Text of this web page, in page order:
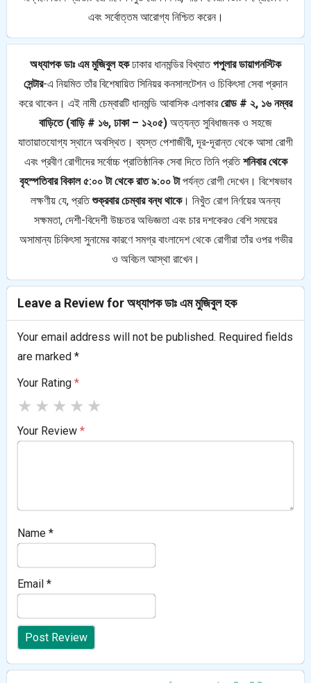
এবং সর্বোত্তম আরোগ্য নিশ্চিত করেন।
অধ্যাপক ডাঃ এম মুজিবুল হকঢাকার ধানমন্ডির বিখ্যাতপপুলার ডায়াগনস্টিক
সেন্টার-এ নিয়মিত তাঁর বিশেষায়িত সিনিয়র কনসালটেশন ও চিকিৎসা সেবা প্রদান
করে থাকেন। এই নামী চেম্বারটি ধানমন্ডি আবাসিক এলাকাররোড # ২, ১৬ নম্বর
বাড়িতে (বাড়ি # ১৬, ঢাকা – ১২০৫) অত্যন্ত সুবিধাজনক ও সহজে
যাতায়াতযোগ্য স্থানে অবস্থিত। ব্যস্ত পেশাজীবী, দূর-দূরান্ত থেকে আসা রোগী
এবং প্রবীণ রোগীদের সর্বোচ্চ প্রাতিষ্ঠানিক সেবা দিতে তিনি প্রতিশনিবার থেকে
বৃহস্পতিবার বিকাল ৫:০০ টা থেকে রাত ৯:০০ টাপর্যন্ত রোগী দেখেন। বিশেষভাব
লক্ষণীয় যে, প্রতিশুক্রবার চেম্বার বন্ধ থাকে। নিখুঁত রোগ নির্ণয়ের অনন্য
সক্ষমতা, দেশী-বিদেশী উচ্চতর অভিজ্ঞতা এবং চার দশকেরও বেশি সময়ের
অসামান্য চিকিৎসা সুনামের কারণে সমগ্র বাংলাদেশ থেকে রোগীরা তাঁর ওপর গভীর
ও অবিচল আস্থা রাখেন।
Leave a Review for অধ্যাপক ডাঃ এম মুজিবুল হক
Your email address will not be published. Required fields
are marked *
Your Rating *
★
★
★
★
★
Your Review *
Name *
Email *